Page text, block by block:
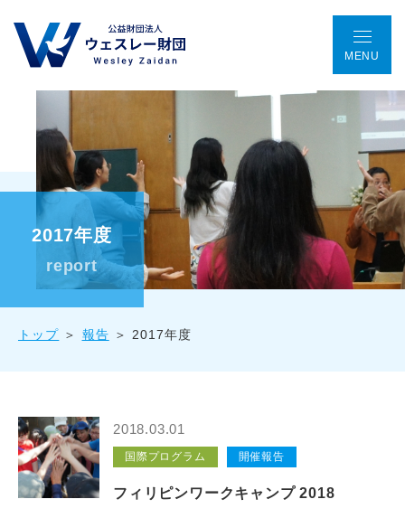
MENU
TOP お問い合わせ
ウェスレー財団とは
プログラム
インターンシップ
貸会議室
2017年度
report
トップ 報告 2017年度
2018.03.01
国際プログラム 開催報告
フィリピンワークキャンプ 2018